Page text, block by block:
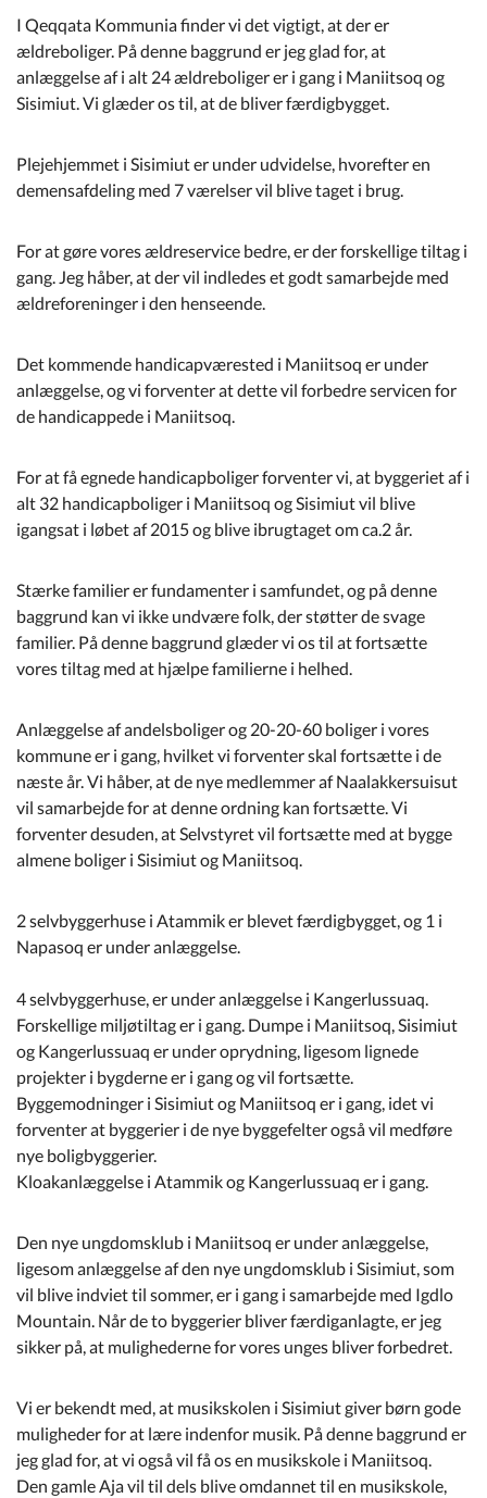
I Qeqqata Kommunia finder vi det vigtigt, at der er
ældreboliger. På denne baggrund er jeg glad for, at
anlæggelse af i alt 24 ældreboliger er i gang i Maniitsoq og
Sisimiut. Vi glæder os til, at de bliver færdigbygget.
Plejehjemmet i Sisimiut er under udvidelse, hvorefter en
demensafdeling med 7 værelser vil blive taget i brug.
For at gøre vores ældreservice bedre, er der forskellige tiltag i
gang. Jeg håber, at der vil indledes et godt samarbejde med
ældreforeninger i den henseende.
Det kommende handicapværested i Maniitsoq er under
anlæggelse, og vi forventer at dette vil forbedre servicen for
de handicappede i Maniitsoq.
For at få egnede handicapboliger forventer vi, at byggeriet af i
alt 32 handicapboliger i Maniitsoq og Sisimiut vil blive
igangsat i løbet af 2015 og blive ibrugtaget om ca.2 år.
Stærke familier er fundamenter i samfundet, og på denne
baggrund kan vi ikke undvære folk, der støtter de svage
familier. På denne baggrund glæder vi os til at fortsætte
vores tiltag med at hjælpe familierne i helhed.
Anlæggelse af andelsboliger og 20-20-60 boliger i vores
kommune er i gang, hvilket vi forventer skal fortsætte i de
næste år. Vi håber, at de nye medlemmer af Naalakkersuisut
vil samarbejde for at denne ordning kan fortsætte. Vi
forventer desuden, at Selvstyret vil fortsætte med at bygge
almene boliger i Sisimiut og Maniitsoq.
2 selvbyggerhuse i Atammik er blevet færdigbygget, og 1 i
Napasoq er under anlæggelse.
4 selvbyggerhuse, er under anlæggelse i Kangerlussuaq.
Forskellige miljøtiltag er i gang. Dumpe i Maniitsoq, Sisimiut
og Kangerlussuaq er under oprydning, ligesom lignede
projekter i bygderne er i gang og vil fortsætte.
Byggemodninger i Sisimiut og Maniitsoq er i gang, idet vi
forventer at byggerier i de nye byggefelter også vil medføre
nye boligbyggerier.
Kloakanlæggelse i Atammik og Kangerlussuaq er i gang.
Den nye ungdomsklub i Maniitsoq er under anlæggelse,
ligesom anlæggelse af den nye ungdomsklub i Sisimiut, som
vil blive indviet til sommer, er i gang i samarbejde med Igdlo
Mountain. Når de to byggerier bliver færdiganlagte, er jeg
sikker på, at mulighederne for vores unges bliver forbedret.
Vi er bekendt med, at musikskolen i Sisimiut giver børn gode
muligheder for at lære indenfor musik. På denne baggrund er
jeg glad for, at vi også vil få os en musikskole i Maniitsoq.
Den gamle Aja vil til dels blive omdannet til en musikskole,